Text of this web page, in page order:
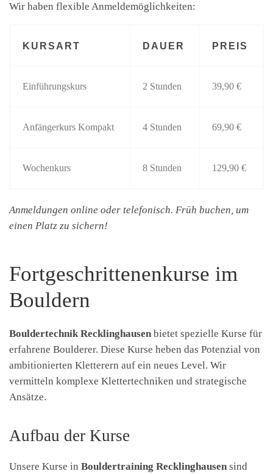
Wir haben flexible Anmeldemöglichkeiten:
KURSART DAUER PREIS
Einführungskurs 2 Stunden 39,90 €
Anfängerkurs Kompakt 4 Stunden 69,90 €
Wochenkurs 8 Stunden 129,90 €
Anmeldungen online oder telefonisch. Früh buchen, um
einen Platz zu sichern!
Fortgeschrittenenkurse im
Bouldern
Bouldertechnik Recklinghausen bietet spezielle Kurse für
erfahrene Boulderer. Diese Kurse heben das Potenzial von
ambitionierten Kletterern auf ein neues Level. Wir
vermitteln komplexe Klettertechniken und strategische
Ansätze.
Aufbau der Kurse
Unsere Kurse in Bouldertraining Recklinghausen sind